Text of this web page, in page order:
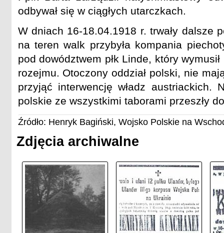
odbywał się w ciągłych utarczkach.
W dniach 16-18.04.1918 r. trwały dalsze
na teren walk przybyła kompania
pod dowództwem płk Linde, który
rozejmu. Otoczony oddział polski, nie
przyjąć interwencję władz austriackich.
polskie ze wszystkimi taborami przeszły
Źródło: Henryk Bagiński, Wojsko Polskie na
Zdjęcia archiwalne